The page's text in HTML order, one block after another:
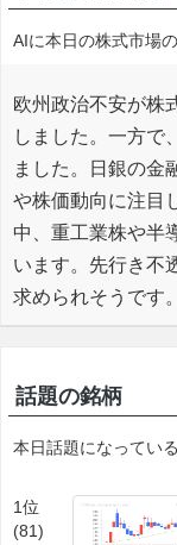
AIに本日の株式市場
欧州政治不安が株
しました。一方で
ました。日銀の金
や株価動向に注目
中、重工業株や半
います。先行き不
求められそうです。
話題の銘柄
本日話題になってい
1位
(81)